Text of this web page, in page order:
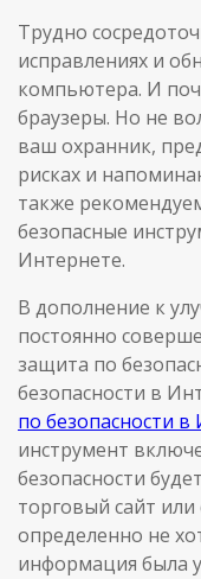
Трудно
исправлениях и
компьютера. И
браузеры. Но не
ваш охранник,
рисках и
также
безопасные
Интернете.
В дополнение к
постоянно
защита по
безопасности в
по безопасности в
инструмент
безопасности
торговый сайт
определенно не
информация была